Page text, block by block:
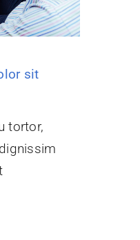
sit
tortor,